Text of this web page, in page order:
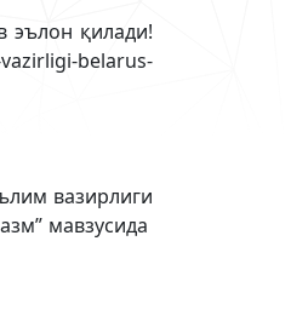
эълон қилади!
belarus-
вазирлиги
мавзусида